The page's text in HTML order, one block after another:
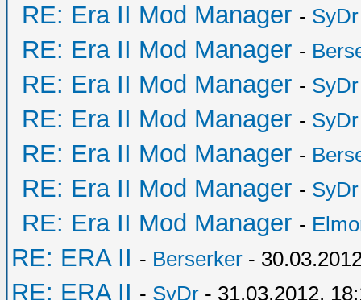
RE: Era II Mod Manager - SyDr
RE: Era II Mod Manager -
RE: Era II Mod Manager - SyDr
RE: Era II Mod Manager - SyDr
RE: Era II Mod Manager -
RE: Era II Mod Manager - SyDr
RE: Era II Mod Manager -
RE: ERA II - Berserker -
RE: ERA II - SyDr - 31.03.2012,